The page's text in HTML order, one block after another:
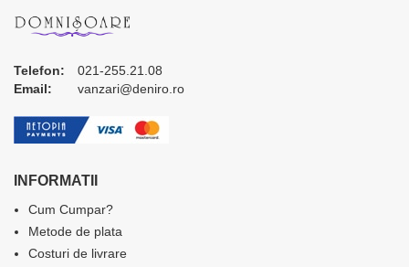
Telefon:
021-255.21.08
Email:
vanzari@deniro.ro
INFORMATII
Cum Cumpar?
Metode de plata
Costuri de livrare